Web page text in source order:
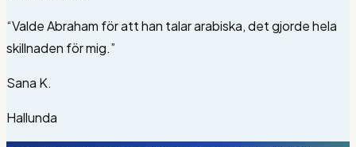
“Valde Abraham för att han talar arabiska, det gjorde hela
skillnaden för mig.”
Sana K.
Hallunda